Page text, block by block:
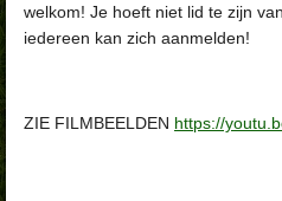
welkom! Je hoeft niet lid te zijn
iedereen kan zich aanmelden!
ZIE FILMBEELDEN https://